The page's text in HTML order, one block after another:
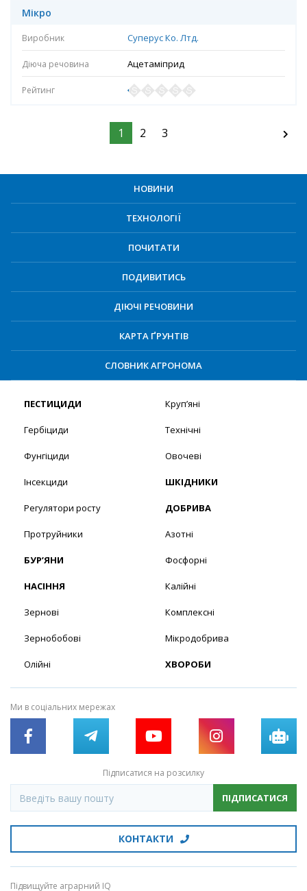
Мікро
Суперус Ко. Лтд.
Ацетаміприд
1 2 3
НОВИНИ
ТЕХНОЛОГІЇ
ПОЧИТАТИ
ПОДИВИТИСЬ
ДІЮЧІ РЕЧОВИНИ
КАРТА ҐРУНТІВ
СЛОВНИК АГРОНОМА
ПЕСТИЦИДИ
Гербіциди
Фунгіциди
Інсекциди
Регулятори росту
Протруйники
БУР’ЯНИ
НАСІННЯ
Зернові
Зернобобові
Олійні
Круп’яні
Технічні
Овочеві
ШКІДНИКИ
ДОБРИВА
Азотні
Фосфорні
Калійні
Комплексні
Мікродобрива
ХВОРОБИ
Ми в соціальних мережах
Підписатися на розсилку
ПІДПИСАТИСЯ
КОНТАКТИ
Підвищуйте аграрний IQ